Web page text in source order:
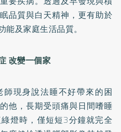
品質與白天精神，更有助於
及家庭生活品質。
改變一個家
現身說法睡不好帶來的困
他，長期受頭痛與日間嗜睡
燈時，僅短短3分鐘就完全